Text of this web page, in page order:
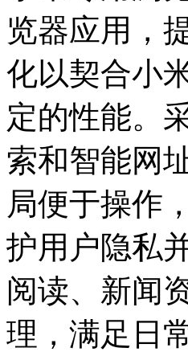
览器应用，
化以契合小
定的性能。
索和智能网
局便于操作
护用户隐私
阅读、新闻
理，满足日